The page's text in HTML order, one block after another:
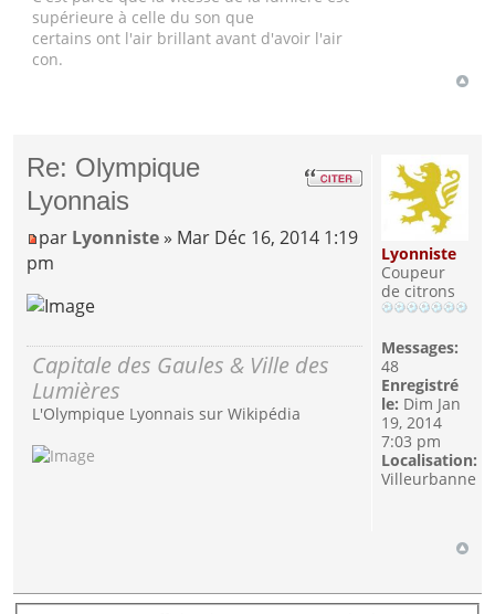
supérieure à celle du son que
certains ont l'air brillant avant d'avoir l'air
con.
Re: Olympique
Lyonnais
par Lyonniste » Mar Déc 16, 2014 1:19
pm
Capitale des Gaules & Ville des
Lumières
L'Olympique Lyonnais sur Wikipédia
Lyonniste
Coupeur
de citrons
Messages:
48
Enregistré
le: Dim Jan
19, 2014
7:03 pm
Localisation:
Villeurbanne